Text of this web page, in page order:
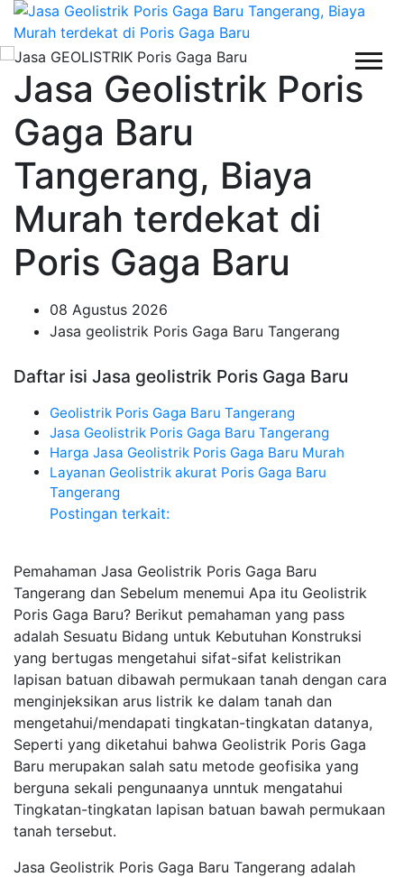
Jasa Geolistrik Poris
Gaga Baru
Tangerang, Biaya
Murah terdekat di
Poris Gaga Baru
08 Agustus 2026
Jasa geolistrik Poris Gaga Baru Tangerang
Daftar isi Jasa geolistrik Poris Gaga Baru
Geolistrik Poris Gaga Baru Tangerang
Jasa Geolistrik Poris Gaga Baru Tangerang
Harga Jasa Geolistrik Poris Gaga Baru Murah
Layanan Geolistrik akurat Poris Gaga Baru
Tangerang
Postingan terkait:
Pemahaman Jasa Geolistrik Poris Gaga Baru
Tangerang dan Sebelum menemui Apa itu Geolistrik
Poris Gaga Baru? Berikut pemahaman yang pass
adalah Sesuatu Bidang untuk Kebutuhan Konstruksi
yang bertugas mengetahui sifat-sifat kelistrikan
lapisan batuan dibawah permukaan tanah dengan cara
menginjeksikan arus listrik ke dalam tanah dan
mengetahui/mendapati tingkatan-tingkatan datanya,
Seperti yang diketahui bahwa Geolistrik Poris Gaga
Baru merupakan salah satu metode geofisika yang
berguna sekali pengunaanya unntuk mengatahui
Tingkatan-tingkatan lapisan batuan bawah permukaan
tanah tersebut.
Jasa Geolistrik Poris Gaga Baru Tangerang adalah